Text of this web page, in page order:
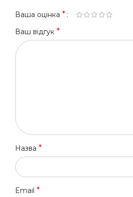
Ваша оцінка *
Ваш відгук *
Назва *
Email *